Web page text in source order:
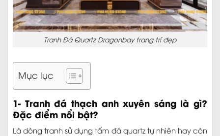
Tranh Đá Quartz Dragonbay trang trí đẹp
Mục lục
1- Tranh đá thạch anh xuyên sáng là gì?
Đặc điểm nổi bật?
Là dòng tranh sử dụng tấm đá quartz tự nhiên hay còn